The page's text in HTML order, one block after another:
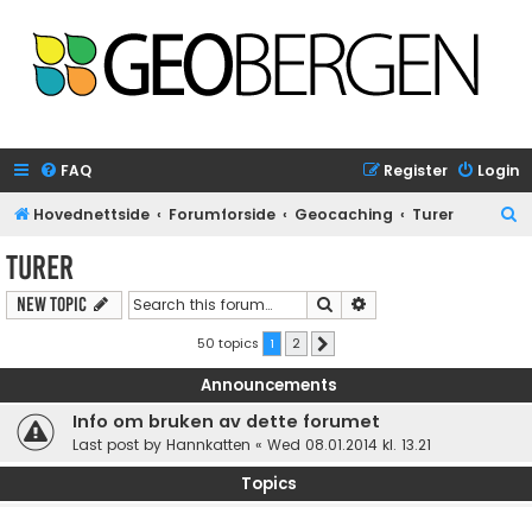
FAQ Login
Register
Hovednettside Forumforside Geocaching Turer
h
Turer
New Topic Search
50 topics 1 2
Announcements
Info om bruken av dette forumet
Last post by Hannkatten « Wed 08.01.2014 kl. 13.21
Topics